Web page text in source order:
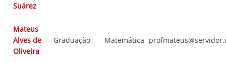
Suárez
Mateus
Alves de
Oliveira
Graduação Matemática